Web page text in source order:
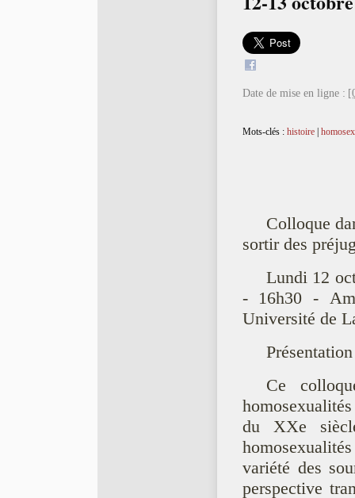
Date de mise en ligne :
Mots-clés : histoire|
Colloque
sortir des
Lundi 12
- 16h30 -
Université de
Ce
du XXe
variété des
perspective